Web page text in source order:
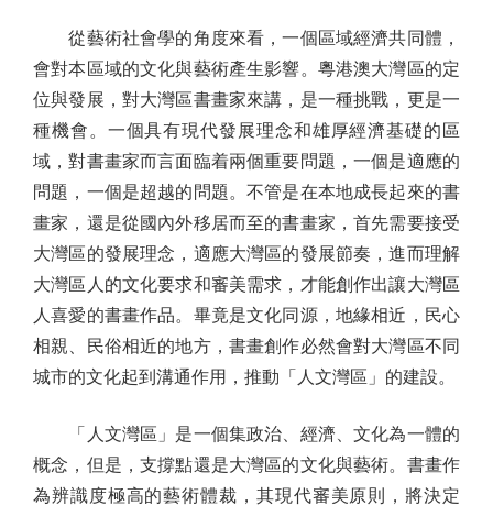
從藝術社會學的角度來看，一個區域經濟共同體，
會對本區域的文化與藝術產生影響。粵港澳大灣區的定
位與發展，對大灣區書畫家來講，是一種挑戰，更是一
種機會。一個具有現代發展理念和雄厚經濟基礎的區
域，對書畫家而言面臨着兩個重要問題，一個是適應的
問題，一個是超越的問題。不管是在本地成長起來的書
畫家，還是從國內外移居而至的書畫家，首先需要接受
大灣區的發展理念，適應大灣區的發展節奏，進而理解
大灣區人的文化要求和審美需求，才能創作出讓大灣區
人喜愛的書畫作品。畢竟是文化同源，地緣相近，民心
相親、民俗相近的地方，書畫創作必然會對大灣區不同
城市的文化起到溝通作用，推動「人文灣區」的建設。
「人文灣區」是一個集政治、經濟、文化為一體的
概念，但是，支撐點還是大灣區的文化與藝術。書畫作
為辨識度極高的藝術體裁，其現代審美原則，將決定